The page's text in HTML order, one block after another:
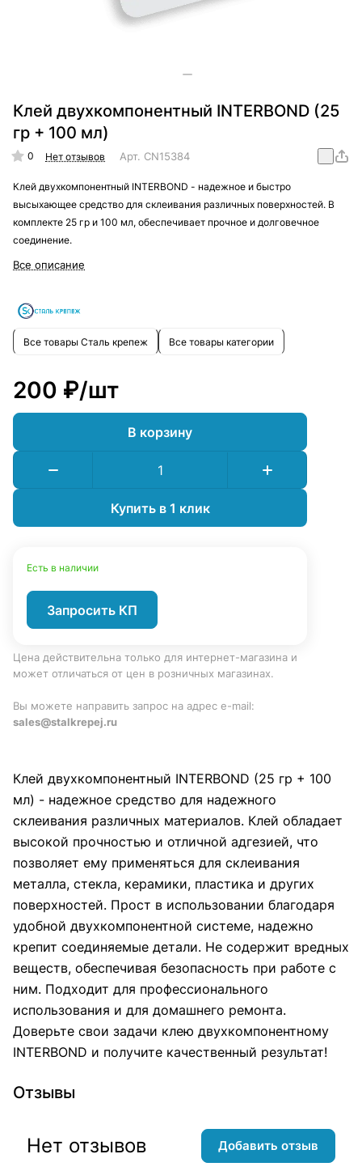
Клей двухкомпонентный INTERBOND (25
гр + 100 мл)
0 Нет отзывов Арт. CN15384
Клей двухкомпонентный INTERBOND - надежное и быстро
высыхающее средство для склеивания различных поверхностей. В
комплекте 25 гр и 100 мл, обеспечивает прочное и долговечное
соединение.
Все описание
Все товары Сталь крепеж Все товары категории
200 ₽/шт
В корзину
Купить в 1 клик
Есть в наличии
Запросить КП
Цена действительна только для интернет-магазина и
может отличаться от цен в розничных магазинах.
Вы можете направить запрос на адрес e-mail:
sales@stalkrepej.ru
Клей двухкомпонентный INTERBOND (25 гр + 100
мл) - надежное средство для надежного
склеивания различных материалов. Клей обладает
высокой прочностью и отличной адгезией, что
позволяет ему применяться для склеивания
металла, стекла, керамики, пластика и других
поверхностей. Прост в использовании благодаря
удобной двухкомпонентной системе, надежно
крепит соединяемые детали. Не содержит вредных
веществ, обеспечивая безопасность при работе с
ним. Подходит для профессионального
использования и для домашнего ремонта.
Доверьте свои задачи клею двухкомпонентному
INTERBOND и получите качественный результат!
Отзывы
Нет отзывов Добавить отзыв